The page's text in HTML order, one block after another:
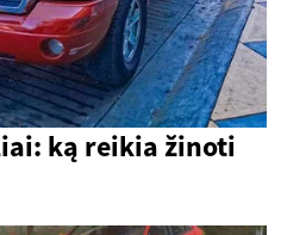
ką reikia žinoti